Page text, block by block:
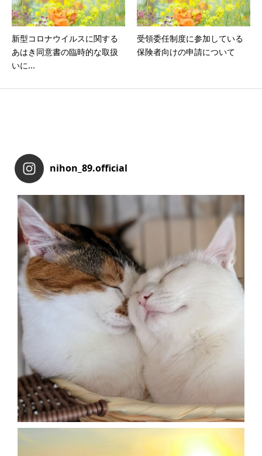
新型コロナウイルスに関する
あはき同意書の臨時的な取扱
いに...
受領委任制度に参加している
保険者向けの申請について
nihon_89.official